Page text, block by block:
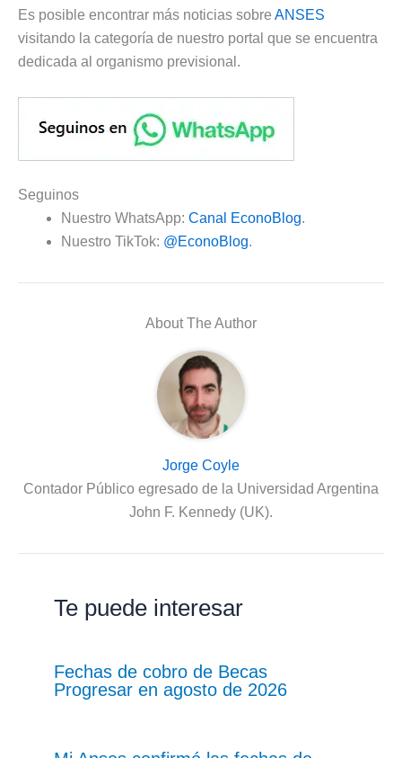
Es posible encontrar más noticias sobre ANSES
visitando la categoría de nuestro portal que se encuentra
dedicada al organismo previsional.
Seguinos
Nuestro WhatsApp: Canal EconoBlog.
Nuestro TikTok: @EconoBlog.
About The Author
Jorge Coyle
Contador Público egresado de la Universidad Argentina
John F. Kennedy (UK).
Te puede interesar
Fechas de cobro de Becas
Progresar en agosto de 2026